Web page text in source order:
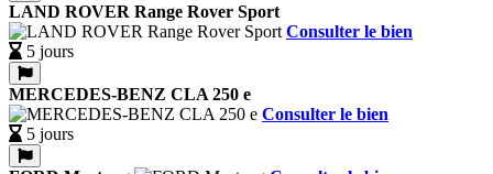
LAND ROVER Range Rover Sport
Consulter le bien
5 jours
MERCEDES-BENZ CLA 250 e
Consulter le bien
5 jours